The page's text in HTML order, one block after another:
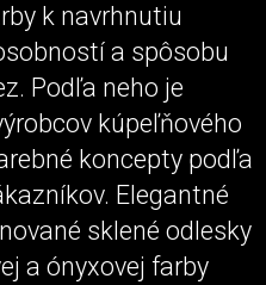
k navrhnutiu
a spôsobu
Podľa neho je
kúpeľňového
koncepty podľa
Elegantné
sklené odlesky
a ónyxovej farby